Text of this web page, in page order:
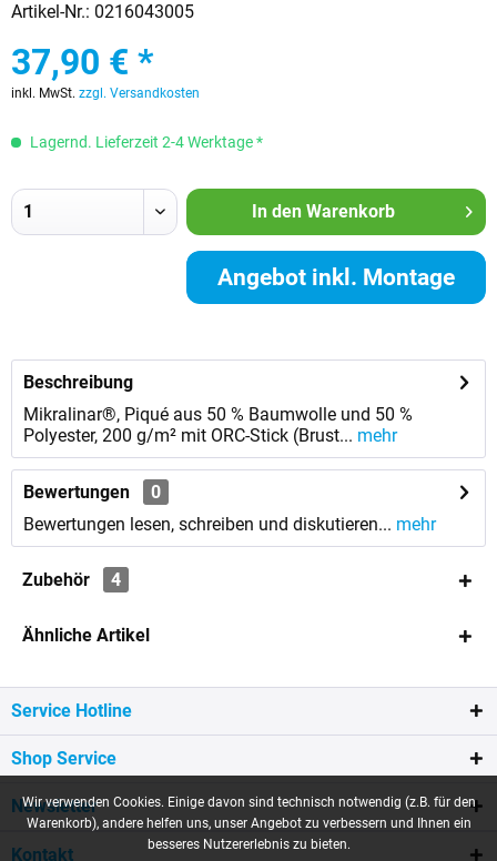
Artikel-Nr.: 0216043005
37,90 € *
inkl. MwSt. zzgl. Versandkosten
Lagernd. Lieferzeit 2-4 Werktage *
In den Warenkorb
Angebot inkl. Montage
Beschreibung
Mikralinar®, Piqué aus 50 % Baumwolle und 50 %
Polyester, 200 g/m² mit ORC-Stick (Brust... mehr
Bewertungen
0
Bewertungen lesen, schreiben und diskutieren... mehr
Zubehör 4
Ähnliche Artikel
Service Hotline
Shop Service
Newsletter
Kontakt
Wir verwenden Cookies. Einige davon sind technisch notwendig (z.B. für den
Warenkorb), andere helfen uns, unser Angebot zu verbessern und Ihnen ein
besseres Nutzererlebnis zu bieten.